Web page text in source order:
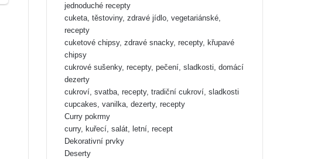
jednoduché recepty
cuketa, těstoviny, zdravé jídlo, vegetariánské,
recepty
cuketové chipsy, zdravé snacky, recepty, křupavé
chipsy
cukrové sušenky, recepty, pečení, sladkosti, domácí
dezerty
cukroví, svatba, recepty, tradiční cukroví, sladkosti
cupcakes, vanilka, dezerty, recepty
Curry pokrmy
curry, kuřecí, salát, letní, recept
Dekorativní prvky
Deserty